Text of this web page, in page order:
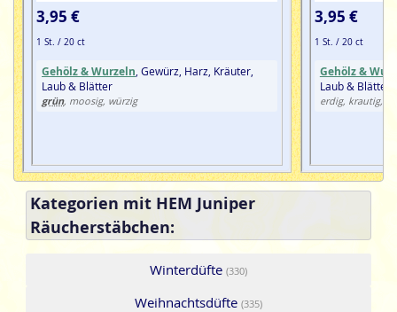
3,95 €
1 St. / 20 ct
Gehölz & Wurzeln , Gewürz, Harz, Kräuter,
Laub & Blätter
grün, moosig, würzig
3,95 €
1 St. / 20 ct
Gehölz &
Laub & Blätter
erdig, krautig,
Kategorien mit HEM Juniper
Räucherstäbchen:
Winterdüfte (330)
Weihnachtsdüfte (335)